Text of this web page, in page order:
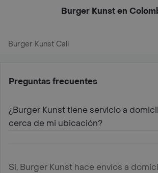
Burger Kunst en
Burger Kunst Cali
Preguntas frecuentes
¿Burger Kunst tiene servicio a
cerca de mi ubicación?
Si, Burger Kunst hace envíos a